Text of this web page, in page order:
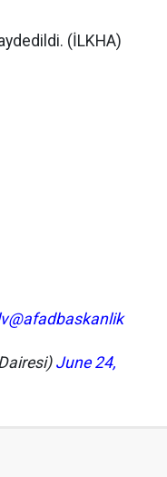
(İLKHA)
@afadbaskanlik
June 24,